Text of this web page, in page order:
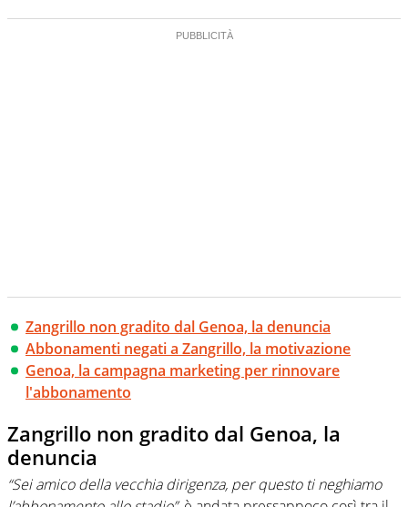
Zangrillo non gradito dal Genoa, la denuncia
Abbonamenti negati a Zangrillo, la motivazione
Genoa, la campagna marketing per rinnovare
l'abbonamento
Zangrillo non gradito dal Genoa, la
denuncia
“Sei amico della vecchia dirigenza, per questo ti neghiamo